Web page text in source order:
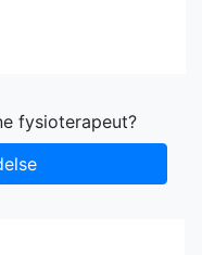
fysioterapeut?